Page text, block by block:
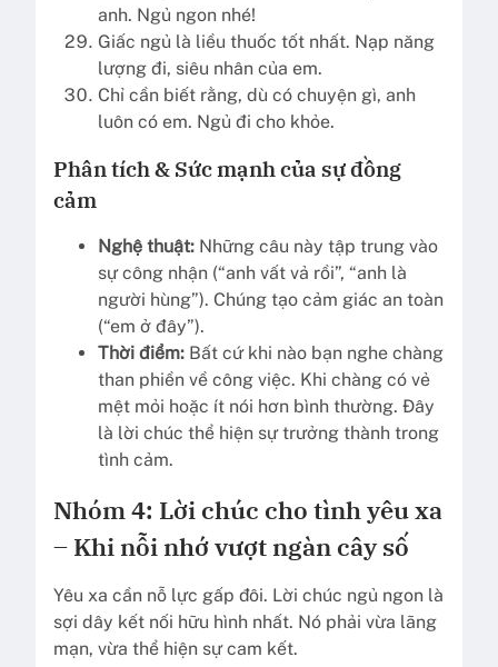
anh. Ngủ ngon nhé!
Giấc ngủ là liều thuốc tốt nhất. Nạp năng
lượng đi, siêu nhân của em.
Chỉ cần biết rằng, dù có chuyện gì, anh
luôn có em. Ngủ đi cho khỏe.
Phân tích & Sức mạnh của sự đồng
cảm
Nghệ thuật: Những câu này tập trung vào
sự công nhận (“anh vất vả rồi”, “anh là
người hùng”). Chúng tạo cảm giác an toàn
(“em ở đây”).
Thời điểm: Bất cứ khi nào bạn nghe chàng
than phiền về công việc. Khi chàng có vẻ
mệt mỏi hoặc ít nói hơn bình thường. Đây
là lời chúc thể hiện sự trưởng thành trong
tình cảm.
Nhóm 4: Lời chúc cho tình yêu xa
– Khi nỗi nhớ vượt ngàn cây số
Yêu xa cần nỗ lực gấp đôi. Lời chúc ngủ ngon là
sợi dây kết nối hữu hình nhất. Nó phải vừa lãng
mạn, vừa thể hiện sự cam kết.